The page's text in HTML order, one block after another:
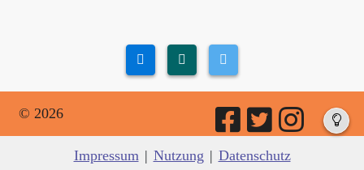
© 2026
Impressum | Nutzung | Datenschutz